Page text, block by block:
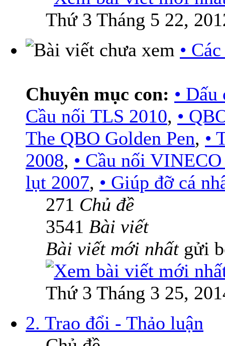
Thứ 3 Tháng 5 22,
•
Chuyên mục con: •
Cầu nối TLS 2010, •
The QBO Golden Pen, •
2008, • Cầu nối
lụt 2007, • Giúp đỡ cá
271 Chủ đề
3541 Bài viết
Bài viết mới nhấtgửi
Thứ 3 Tháng 3 25,
2. Trao đổi - Thảo luận